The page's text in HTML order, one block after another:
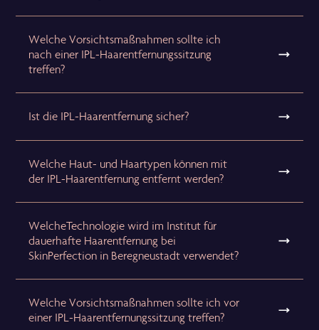
Welche Vorsichtsmaßnahmen sollte ich
nach einer IPL-Haarentfernungssitzung
treffen?
Ist die IPL-Haarentfernung sicher?
Welche Haut- und Haartypen können mit
der IPL-Haarentfernung entfernt werden?
WelcheTechnologie wird im Institut für
dauerhafte Haarentfernung bei
SkinPerfection in Beregneustadt verwendet?
Welche Vorsichtsmaßnahmen sollte ich vor
einer IPL-Haarentfernungssitzung treffen?